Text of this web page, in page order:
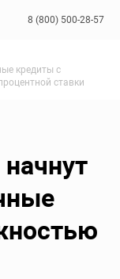
8 (800) 500-28-57
кредиты с
ставки